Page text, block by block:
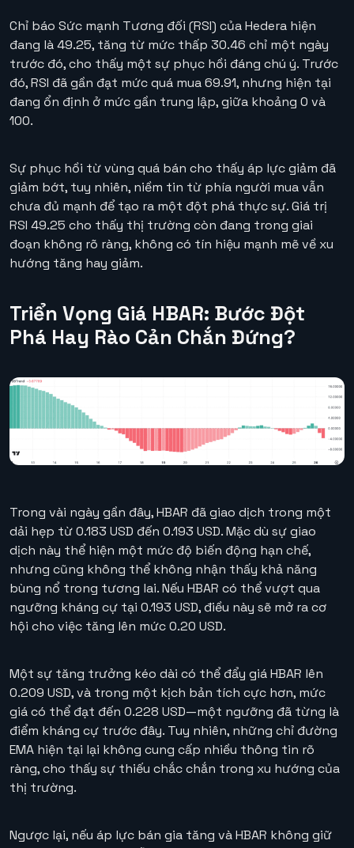
Chỉ báo Sức mạnh Tương đối (RSI) của Hedera hiện
đang là 49.25, tăng từ mức thấp 30.46 chỉ một ngày
trước đó, cho thấy một sự phục hồi đáng chú ý. Trước
đó, RSI đã gần đạt mức quá mua 69.91, nhưng hiện tại
đang ổn định ở mức gần trung lập, giữa khoảng 0 và
100.
Sự phục hồi từ vùng quá bán cho thấy áp lực giảm đã
giảm bớt, tuy nhiên, niềm tin từ phía người mua vẫn
chưa đủ mạnh để tạo ra một đột phá thực sự. Giá trị
RSI 49.25 cho thấy thị trường còn đang trong giai
đoạn không rõ ràng, không có tín hiệu mạnh mẽ về xu
hướng tăng hay giảm.
Triển Vọng Giá HBAR: Bước Đột
Phá Hay Rào Cản Chắn Đứng?
Trong vài ngày gần đây, HBAR đã giao dịch trong một
dải hẹp từ 0.183 USD đến 0.193 USD. Mặc dù sự giao
dịch này thể hiện một mức độ biến động hạn chế,
nhưng cũng không thể không nhận thấy khả năng
bùng nổ trong tương lai. Nếu HBAR có thể vượt qua
ngưỡng kháng cự tại 0.193 USD, điều này sẽ mở ra cơ
hội cho việc tăng lên mức 0.20 USD.
Một sự tăng trưởng kéo dài có thể đẩy giá HBAR lên
0.209 USD, và trong một kịch bản tích cực hơn, mức
giá có thể đạt đến 0.228 USD—một ngưỡng đã từng là
điểm kháng cự trước đây. Tuy nhiên, những chỉ đường
EMA hiện tại lại không cung cấp nhiều thông tin rõ
ràng, cho thấy sự thiếu chắc chắn trong xu hướng của
thị trường.
Ngược lại, nếu áp lực bán gia tăng và HBAR không giữ